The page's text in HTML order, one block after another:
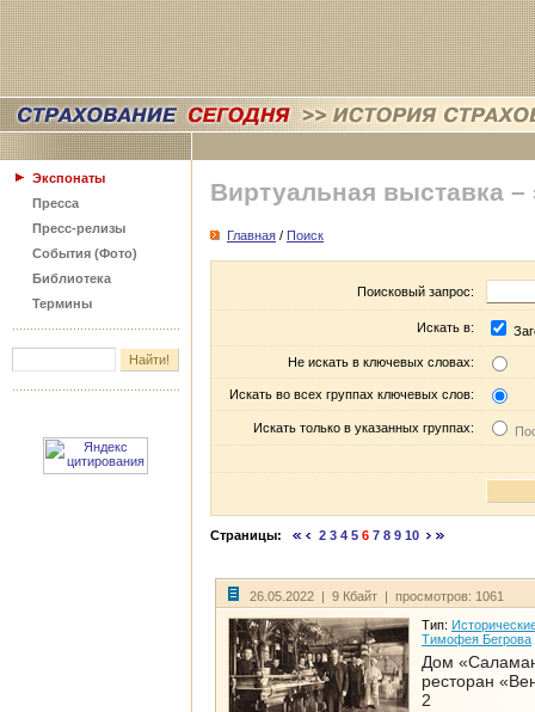
Экспонаты
Пресса
Пресс-релизы
События (Фото)
Библиотека
Термины
Виртуальная выставка –
Главная / Поиск
Поисковый запрос:
Искать в:
Не искать в ключевых словах:
Искать во всех группах ключевых слов:
Искать только в указанных группах:
Страницы: 2 3 4 5 6 7 8 9 10
26.05.2022 | 9 Кбайт | просмотров: 1061
Тип:
Тимофея Бегрова
Дом
ресторан
2